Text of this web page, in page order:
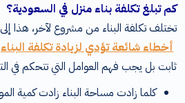
كم تبلغ تكلفة بناء منزل في السعودية؟
تختلف تكلفة البناء من مشروع لآخر، هذا
أخطاء شائعة تؤدي لزيادة تكلفة البناء
ثابت بل يجب فهم العوامل التي تتحكم في
كلما زادت مساحة البناء زادت كمية